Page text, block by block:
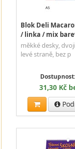
Blok Deli
/ linka / mix
měkké desky,
levé straně, bez p
Dostupnost:
31,30 Kč